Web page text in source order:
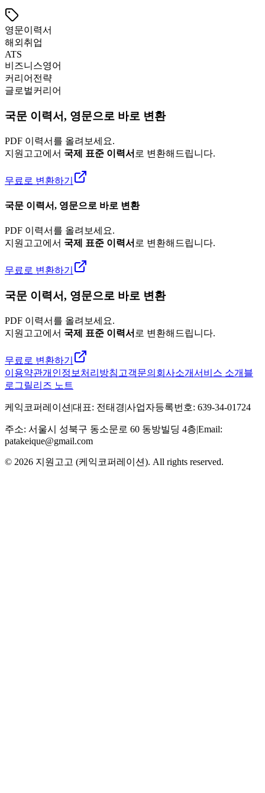
영문이력서
해외취업
ATS
비즈니스영어
커리어전략
글로벌커리어
국문 이력서, 영문으로 바로 변환
PDF 이력서를 올려보세요.
지원고고에서 국제 표준 이력서 로 변환해드립니다.
무료로 변환하기
국문 이력서, 영문으로 바로 변환
PDF 이력서를 올려보세요.
지원고고에서 국제 표준 이력서 로 변환해드립니다.
무료로 변환하기
국문 이력서, 영문으로 바로 변환
PDF 이력서를 올려보세요.
지원고고에서 국제 표준 이력서 로 변환해드립니다.
무료로 변환하기
이용약관개인정보처리방침 고객문의 회사소개서비스 소개 블
로그 릴리즈 노트
케익코퍼레이션 |대표: 전태경|사업자등록번호: 639-34-01724
주소: 서울시 성북구 동소문로 60 동방빌딩 4층|Email:
patakeique@gmail.com
© 2026 지원고고 (케익코퍼레이션). All rights reserved.